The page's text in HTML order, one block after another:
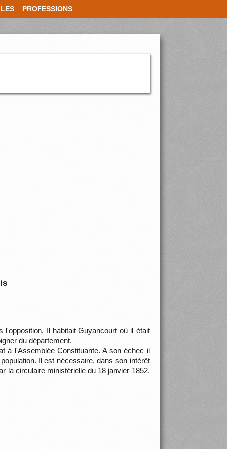
PROFESSIONS
Il habitait Guyancourt où il était
du département.
à l'Assemblée Constituante. A son échec il
Il est nécessaire, dans son intérêt
la circulaire ministérielle du 18 janvier 1852.